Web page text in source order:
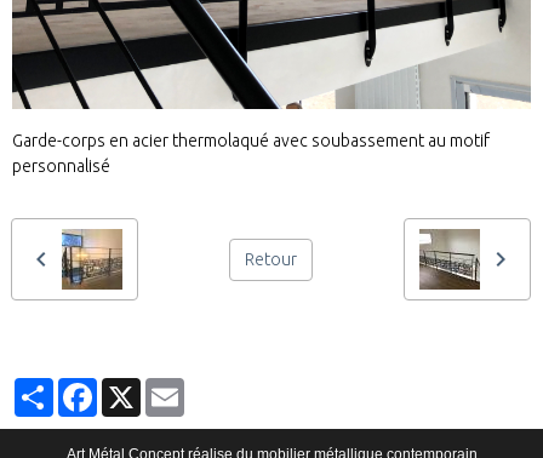
Garde-corps en acier thermolaqué avec soubassement au motif
personnalisé
Retour
PartagerFacebook
X
Art Métal Concept réalise du mobilier métallique contemporain